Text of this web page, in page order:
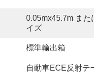
0.05mx45.7m また
イズ
標準輸出箱
自動車ECE反射テ